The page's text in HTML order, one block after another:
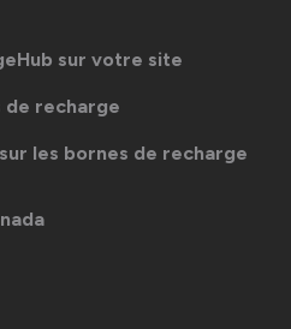
sur votre site
de recharge
les bornes de recharge